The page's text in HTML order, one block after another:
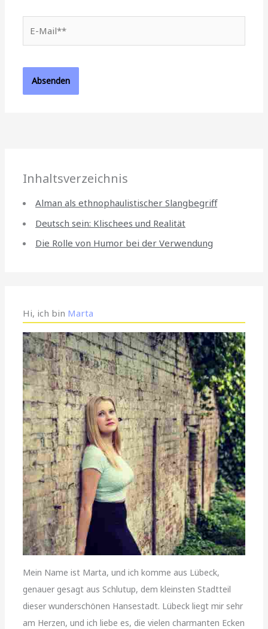
Mail**
Inhaltsverzeichnis
Alman als ethnophaulistischer Slangbegriff
Deutsch sein: Klischees und Realität
Die Rolle von Humor bei der Verwendung
Hi, ich bin Marta
Mein Name ist Marta, und ich komme aus Lübeck,
genauer gesagt aus Schlutup, dem kleinsten Stadtteil
dieser wunderschönen Hansestadt. Lübeck liegt mir sehr
am Herzen, und ich liebe es, die vielen charmanten Ecken